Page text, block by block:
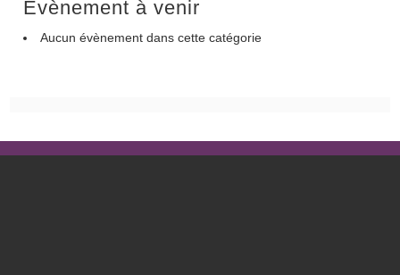
Évènement à venir
Aucun évènement dans cette catégorie